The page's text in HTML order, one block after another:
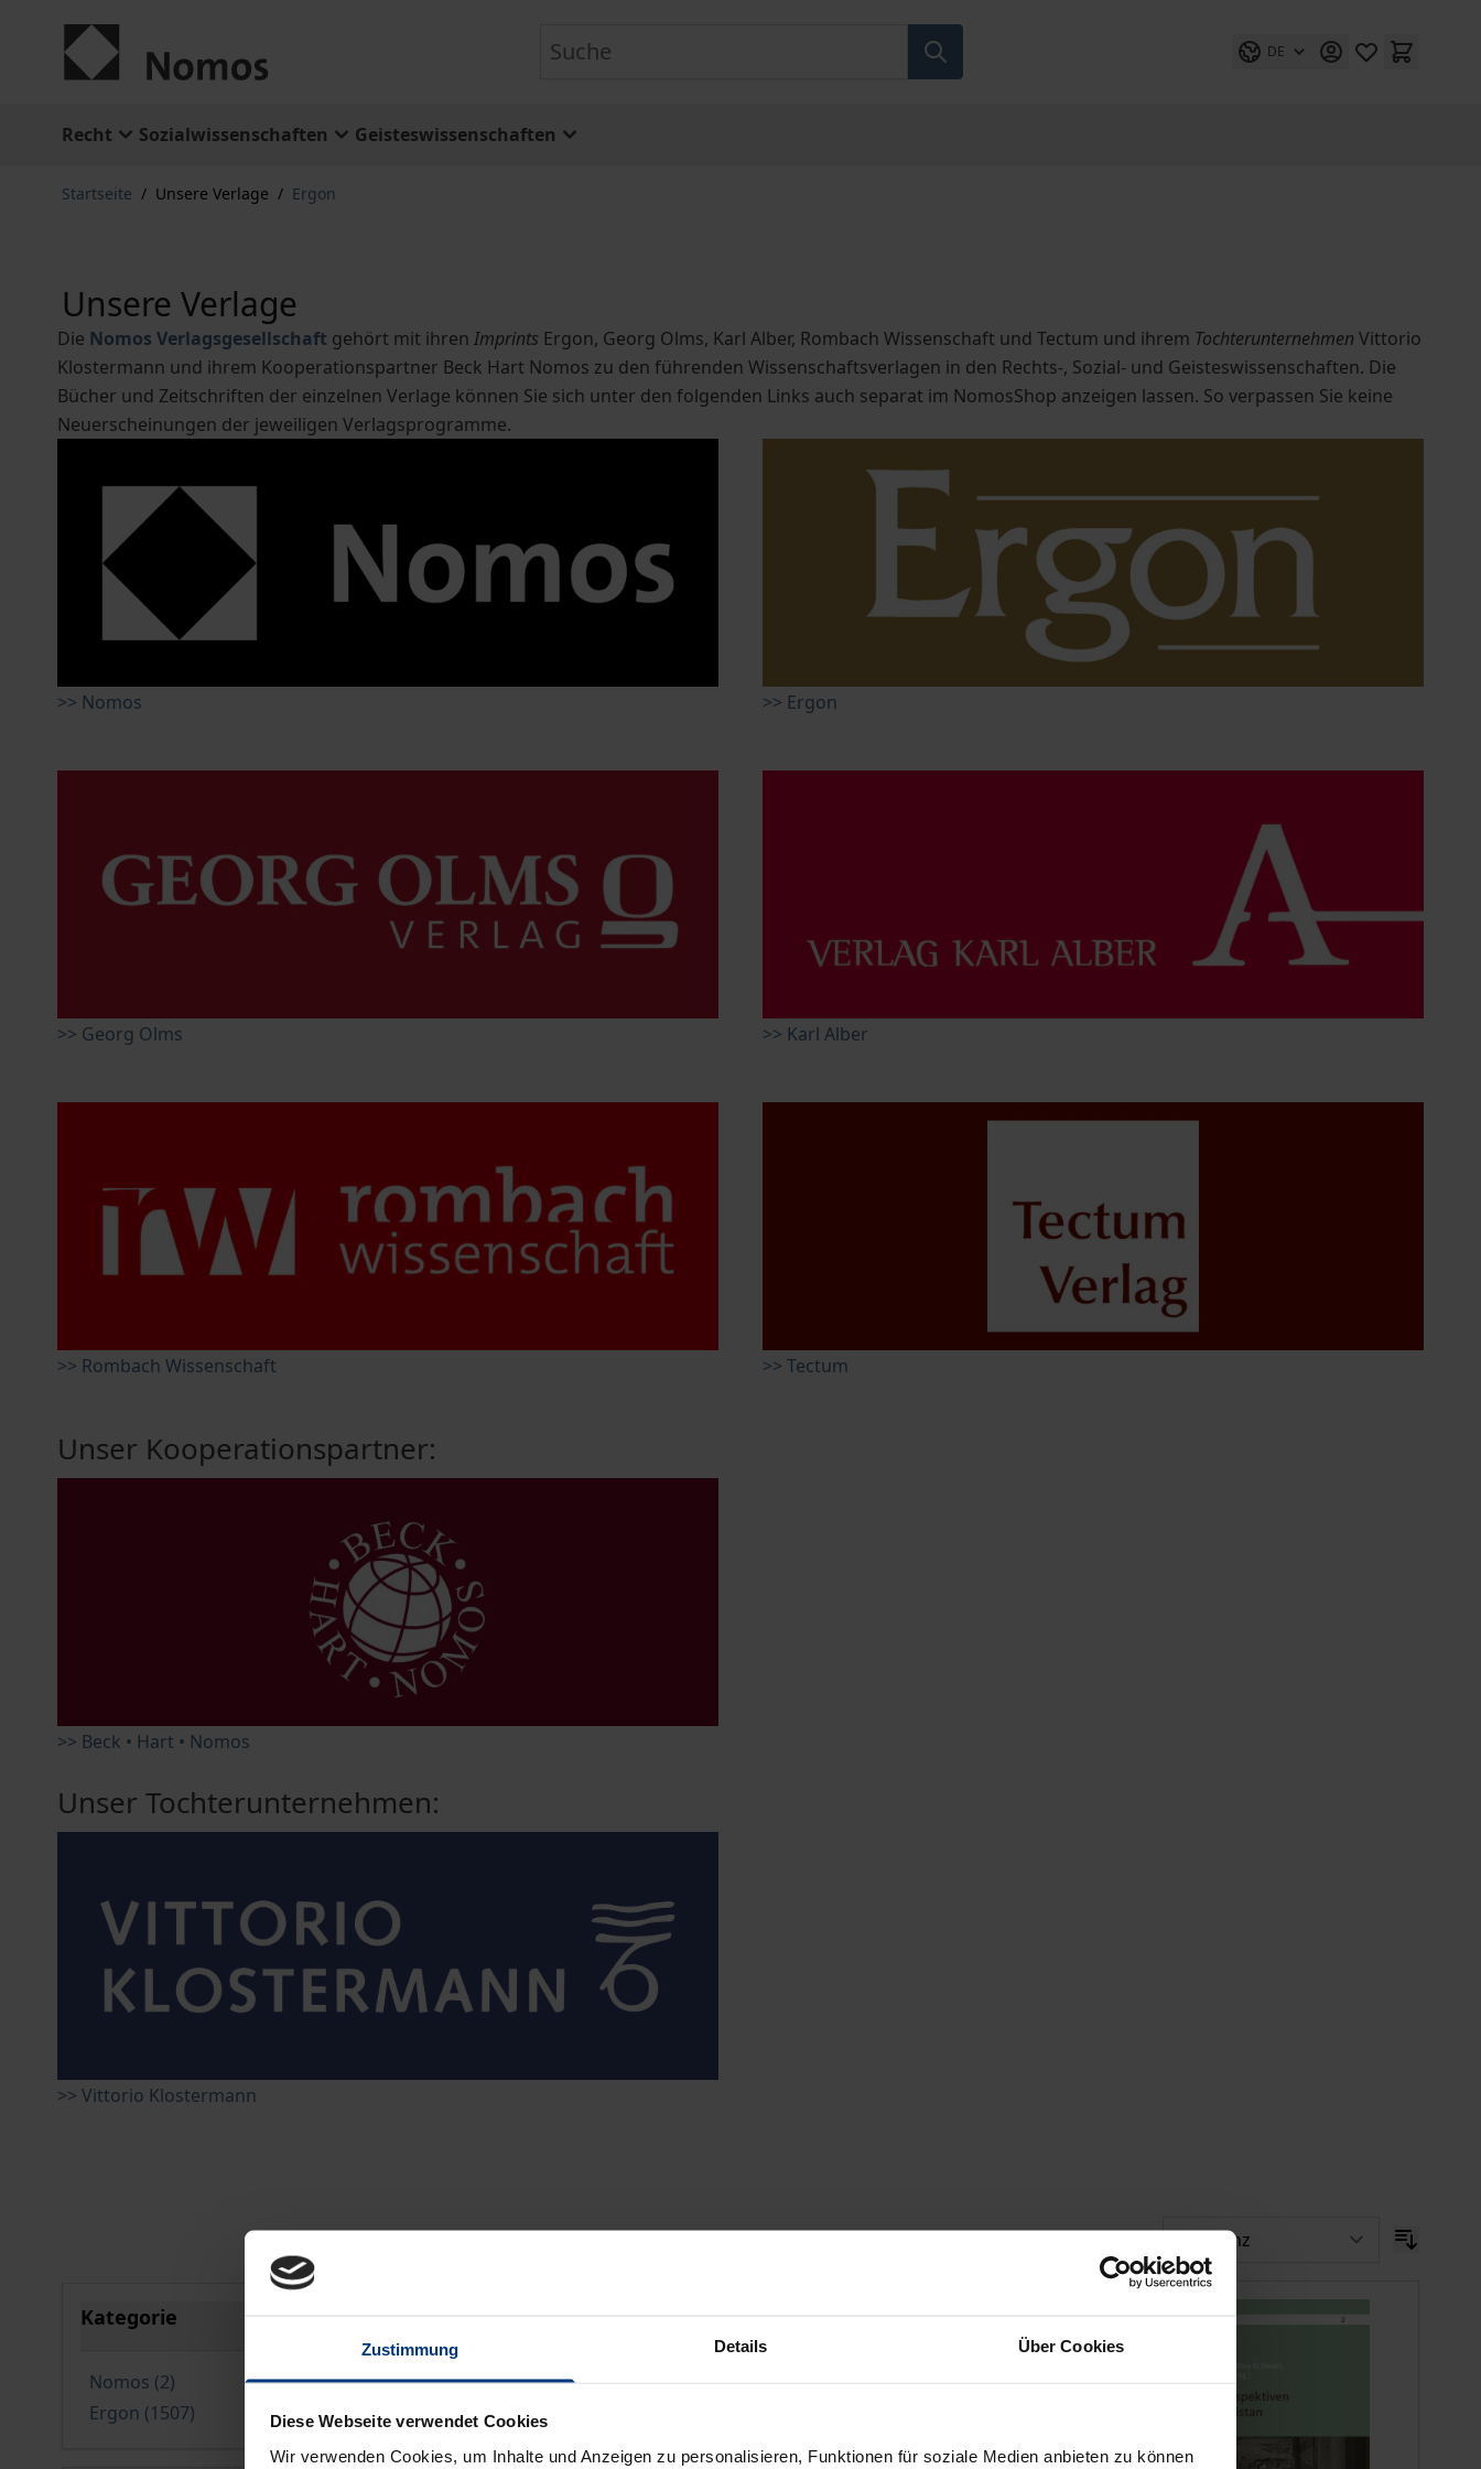
Zustimmung Details Über Cookies
Diese Webseite verwendet Cookies
Wir verwenden Cookies, um Inhalte und Anzeigen zu personalisieren, Funktionen für soziale Medien anbieten zu können
DE
Recht Sozialwissenschaften Geisteswissenschaften
Startseite / Unsere Verlage / Ergon
Unsere Verlage
Die Nomos Verlagsgesellschaft gehört mit ihren Imprints Ergon, Georg Olms, Karl Alber, Rombach Wissenschaft und Tectum und ihrem Tochterunternehmen Vittorio
Klostermann und ihrem Kooperationspartner Beck Hart Nomos zu den führenden Wissenschaftsverlagen in den Rechts-, Sozial- und Geisteswissenschaften. Die
Bücher und Zeitschriften der einzelnen Verlage können Sie sich unter den folgenden Links auch separat im NomosShop anzeigen lassen. So verpassen Sie keine
Neuerscheinungen der jeweiligen Verlagsprogramme.
>> Nomos >> Ergon
>> Georg Olms >> Karl Alber
>> Rombach Wissenschaft >> Tectum
Unser Kooperationspartner:
>> Beck • Hart • Nomos
Unser Tochterunternehmen:
>> Vittorio Klostermann
Springe zu Produktliste
Kategorie
Nomos (2verfügbare Produkte
)
Ergon (1507verfügbare Produkte
)